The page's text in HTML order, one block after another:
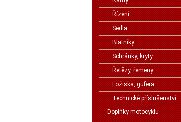
Řízení
Sedla
Blatníky
Schránky, kryty
Řetězy, řemeny
Ložiska, gufera
Technické příslušenství
Doplňky motocyklu